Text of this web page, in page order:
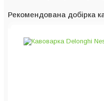
Рекомендована добірка